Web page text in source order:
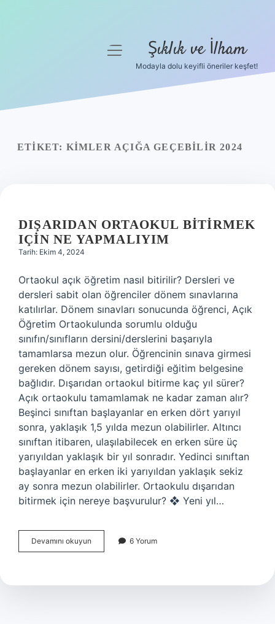
Yasal Uyarı
menüyü
Şıklık ve İlham
Modayla dolu keyifli öneriler keşfet!
ETIKET: KIMLER AÇIĞA GEÇEBILIR 2024
DIŞARIDAN ORTAOKUL BITIRMEK
IÇIN NE YAPMALIYIM
Tarih: Ekim 4, 2024
Ortaokul açık öğretim nasıl bitirilir? Dersleri ve
dersleri sabit olan öğrenciler dönem sınavlarına
katılırlar. Dönem sınavları sonucunda öğrenci, Açık
Öğretim Ortaokulunda sorumlu olduğu
sınıfın/sınıfların dersini/derslerini başarıyla
tamamlarsa mezun olur. Öğrencinin sınava girmesi
gereken dönem sayısı, getirdiği eğitim belgesine
bağlıdır. Dışarıdan ortaokul bitirme kaç yıl sürer?
Açık ortaokulu tamamlamak ne kadar zaman alır?
Beşinci sınıftan başlayanlar en erken dört yarıyıl
sonra, yaklaşık 1,5 yılda mezun olabilirler. Altıncı
sınıftan itibaren, ulaşılabilecek en erken süre üç
yarıyıldan yaklaşık bir yıl sonradır. Yedinci sınıftan
başlayanlar en erken iki yarıyıldan yaklaşık sekiz
ay sonra mezun olabilirler. Ortaokulu dışarıdan
bitirmek için nereye başvurulur? ❖ Yeni yıl…
Devamını okuyun Dışarıdan
Ortaokul
Ne
6 Yorum